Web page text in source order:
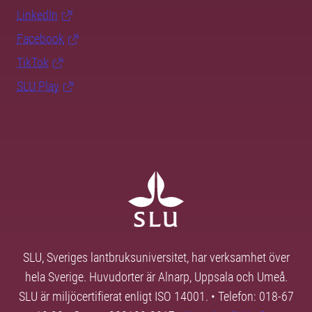
LinkedIn
Facebook
TikTok
SLU Play
SLU, Sveriges lantbruksuniversitet, har verksamhet över
hela Sverige. Huvudorter är Alnarp, Uppsala och Umeå.
SLU är miljöcertifierat enligt ISO 14001. • Telefon: 018-67